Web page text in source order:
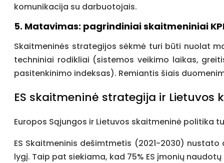
komunikacija su darbuotojais.
5. Matavimas: pagrindiniai skaitmeniniai
Skaitmeninės strategijos sėkmė turi būti nuolat
techniniai rodikliai (sistemos veikimo laikas,
pasitenkinimo indeksas). Remiantis šiais
ES skaitmeninė strategija ir
Europos Sąjungos ir Lietuvos skaitmeninė politika
ES Skaitmeninis dešimtmetis (2021-2030)
lygį. Taip pat siekiama, kad 75% ES įmonių